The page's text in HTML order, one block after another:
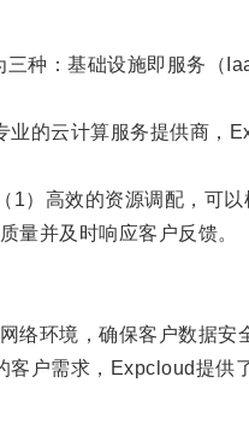
：基础设施即服务（
云计算服务提供商，
高效的资源调配，可以
并及时响应客户反馈。
环境，确保客户数据安
需求，Expcloud提供了